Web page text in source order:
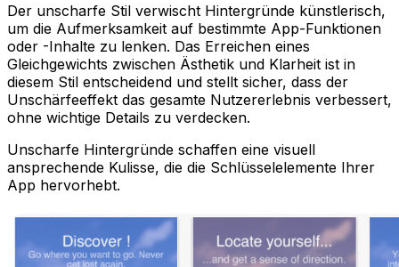
Der unscharfe Stil verwischt Hintergründe künstlerisch,
um die Aufmerksamkeit auf bestimmte App-Funktionen
oder -Inhalte zu lenken. Das Erreichen eines
Gleichgewichts zwischen Ästhetik und Klarheit ist in
diesem Stil entscheidend und stellt sicher, dass der
Unschärfeeffekt das gesamte Nutzererlebnis verbessert,
ohne wichtige Details zu verdecken.
Unscharfe Hintergründe schaffen eine visuell
ansprechende Kulisse, die die Schlüsselelemente Ihrer
App hervorhebt.